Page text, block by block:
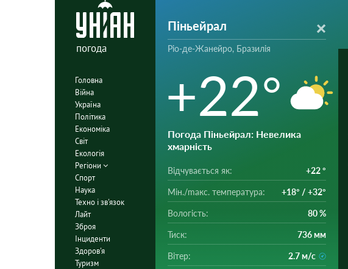
погода
Головна
Війна
Україна
Політика
Економіка
Світ
Екологія
Регіони
Спорт
Наука
Техно і зв'язок
Лайт
Зброя
Інциденти
Здоров'я
Туризм
Піньейрал
Ріо-де-Жанейро, Бразилія
+22°
Погода Піньейрал: Невелика
хмарність
Відчувається як: +22 °
Мін./mакс. температура: +18° / +32°
Вологість: 80 %
Тиск: 736 мм
Вітер: 2.7 м/с